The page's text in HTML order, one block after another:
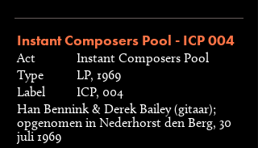
Instant Composers Pool - ICP 004
Act
Instant Composers Pool
Type
LP, 1969
Label
ICP, 004
Han Bennink & Derek Bailey (gitaar);
opgenomen in Nederhorst den Berg, 30
juli 1969